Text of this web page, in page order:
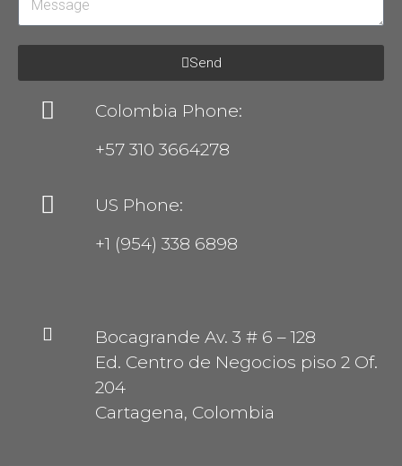
Send
Colombia Phone:
+57 310 3664278
US Phone:
+1 (954) 338 6898
Bocagrande Av. 3 # 6 – 128
Ed. Centro de Negocios piso 2 Of.
204
Cartagena, Colombia